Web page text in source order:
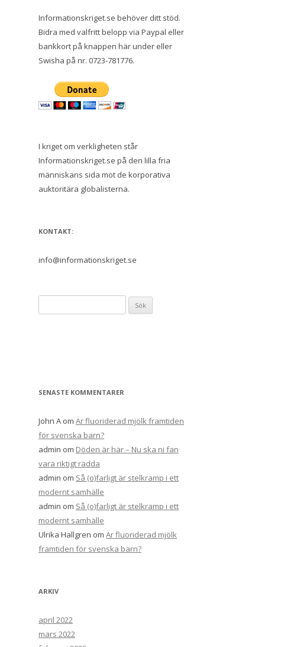
Informationskriget.se behöver ditt stöd.
Bidra med valfritt belopp via Paypal eller
bankkort på knappen här under eller
Swisha på nr. 0723-781776.
I kriget om verkligheten står
Informationskriget.se på den lilla fria
människans sida mot de korporativa
auktoritära globalisterna.
KONTAKT:
info@informationskriget.se
efter:
SENASTE KOMMENTARER
John A om Är fluoriderad mjölk framtiden
för svenska barn?
admin om Döden är här – Nu ska ni fan
vara riktigt rädda
admin om Så (o)farligt är stelkramp i ett
modernt samhälle
admin om Så (o)farligt är stelkramp i ett
modernt samhälle
Ulrika Hallgren om Är fluoriderad mjölk
framtiden för svenska barn?
ARKIV
april 2022
mars 2022